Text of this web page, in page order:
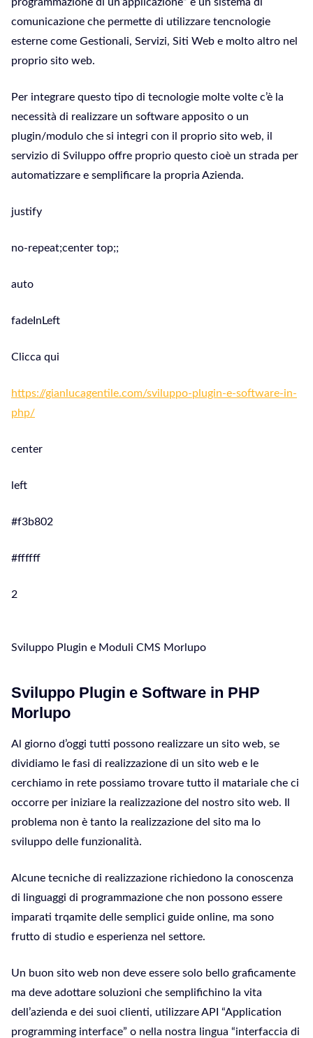
comunicazione che permette di utilizzare tencnologie
esterne come Gestionali, Servizi, Siti Web e molto altro nel
proprio sito web.
Per integrare questo tipo di tecnologie molte volte c’è la
necessità di realizzare un software apposito o un
plugin/modulo che si integri con il proprio sito web, il
servizio di Sviluppo offre proprio questo cioè un strada per
automatizzare e semplificare la propria Azienda.
justify
no-repeat;center top;;
auto
fadeInLeft
Clicca qui
https://gianlucagentile.com/sviluppo-plugin-e-software-in-
php/
center
left
#f3b802
#ffffff
2
Sviluppo Plugin e Moduli CMS Morlupo
Sviluppo Plugin e Software in PHP
Morlupo
Al giorno d’oggi tutti possono realizzare un sito web, se
dividiamo le fasi di realizzazione di un sito web e le
cerchiamo in rete possiamo trovare tutto il matariale che ci
occorre per iniziare la realizzazione del nostro sito web. Il
problema non è tanto la realizzazione del sito ma lo
sviluppo delle funzionalità.
Alcune tecniche di realizzazione richiedono la conoscenza
di linguaggi di programmazione che non possono essere
imparati trqamite delle semplici guide online, ma sono
frutto di studio e esperienza nel settore.
Un buon sito web non deve essere solo bello graficamente
ma deve adottare soluzioni che semplifichino la vita
dell’azienda e dei suoi clienti, utilizzare API “Application
programming interface” o nella nostra lingua “interfaccia di